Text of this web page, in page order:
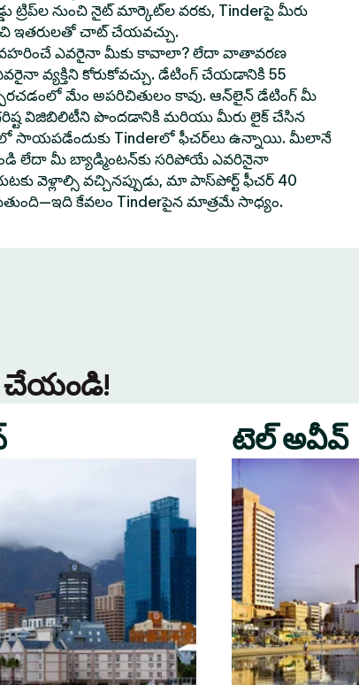
ట్రిప్‌ల నుంచి నైట్ మార్కెట్‌ల వరకు, Tinderపై మీరు
ఇతరులతో చాట్ చేయవచ్చు.
ఎవరైనా మీకు కావాలా? లేదా వాతావరణ
వ్యక్తిని కోరుకోవచ్చు. డేటింగ్ చేయడానికి 55
మేం అపరిచితులం కావు. ఆన్‌లైన్ డేటింగ్ మీ
గరిష్ట విజిబిలిటీని పొందడానికి మరియు మీరు లైక్ చేసిన
సాయపడేందుకు Tinderలో ఫీచర్‌లు ఉన్నాయి. మీలానే
లేదా మీ బ్యాడ్మింటన్‌కు సరిపోయే ఎవరినైనా
వెళ్లాల్సి వచ్చినప్పుడు, మా పాస్‌పోర్ట్ ఫీచర్ 40
కేవలం Tinderపైన మాత్రమే సాధ్యం.
చేయండి!
టెల్ అవీవ్